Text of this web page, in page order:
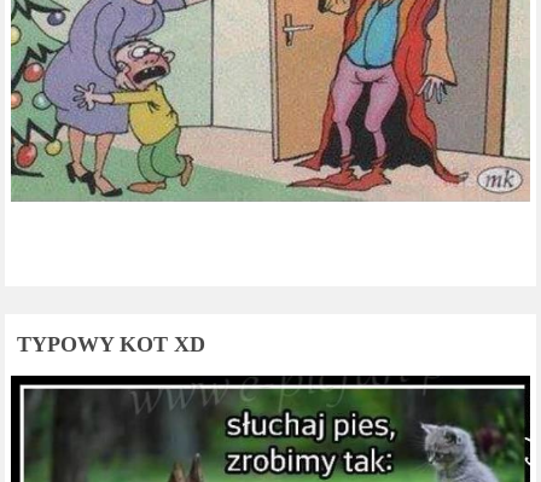
TYPOWY KOT XD